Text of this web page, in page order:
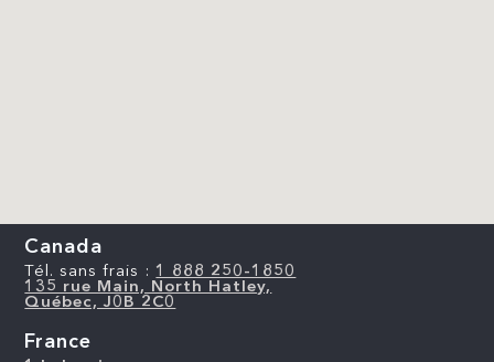
Canada
Tél. sans frais : 1 888 250-1850
135 rue Main, North Hatley,
Québec, J0B 2C0
France